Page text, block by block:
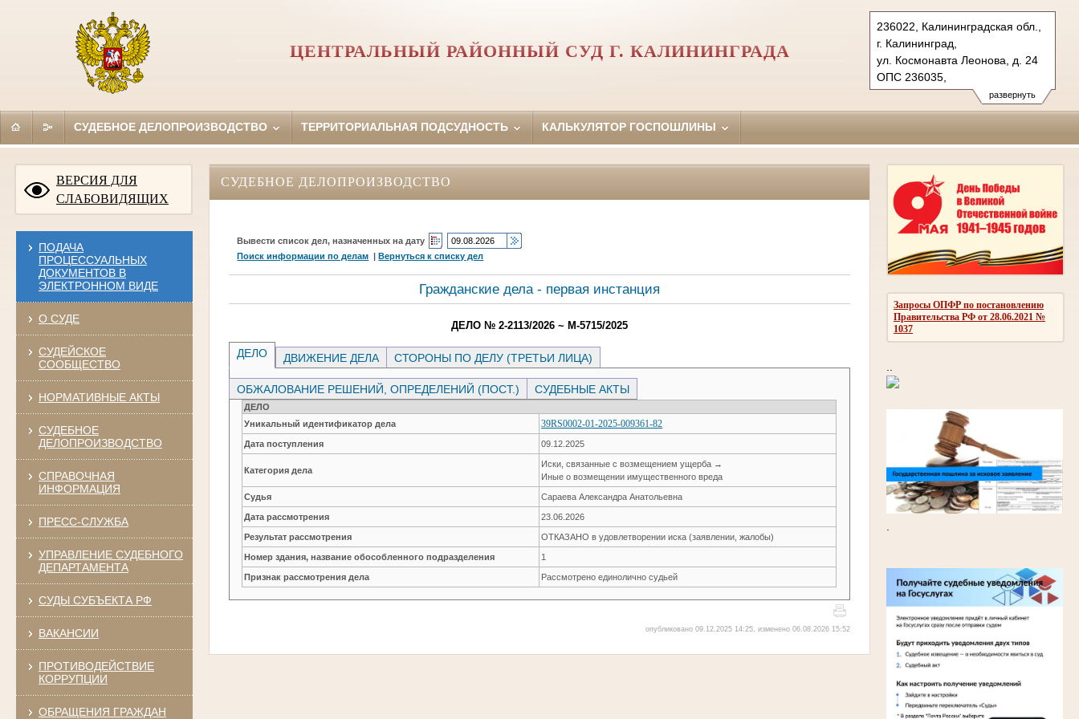
развернуть
236022, Калининградская обл.,
г. Калининград,
ул. Космонавта Леонова, д. 24
ОПС 236035,
бокс № 5061 г. Калининград (для
Тел.: (4012) 99-77-41,
centralny.kln@sudrf.ru
ЦЕНТРАЛЬНЫЙ РАЙОННЫЙ СУД Г. КАЛИНИНГРАДА
СУДЕБНОЕ ДЕЛОПРОИЗВОДСТВО ТЕРРИТОРИАЛЬНАЯ ПОДСУДНОСТЬ КАЛЬКУЛЯТОР ГОСПОШЛИНЫ
ВЕРСИЯ ДЛЯ
СЛАБОВИДЯЩИХ
ПОДАЧА
ПРОЦЕССУАЛЬНЫХ
ДОКУМЕНТОВ В
ЭЛЕКТРОННОМ ВИДЕ
О СУДЕ
СУДЕЙСКОЕ
СООБЩЕСТВО
НОРМАТИВНЫЕ АКТЫ
СУДЕБНОЕ
ДЕЛОПРОИЗВОДСТВО
СПРАВОЧНАЯ
ИНФОРМАЦИЯ
ПРЕСС-СЛУЖБА
УПРАВЛЕНИЕ СУДЕБНОГО
ДЕПАРТАМЕНТА
СУДЫ СУБЪЕКТА РФ
ВАКАНСИИ
ПРОТИВОДЕЙСТВИЕ
КОРРУПЦИИ
ОБРАЩЕНИЯ ГРАЖДАН
Запросы ОПФР по постановлению
Правительства РФ от 28.06.2021 №
1037
СУДЕБНОЕ ДЕЛОПРОИЗВОДСТВО
Вывести список дел, назначенных на дату
Поиск информации по делам |Вернуться к списку дел
Гражданские дела - первая инстанция
ДЕЛО № 2-2113/2026 ~ М-5715/2025
ДЕЛО ДВИЖЕНИЕ ДЕЛА СТОРОНЫ ПО ДЕЛУ (ТРЕТЬИ ЛИЦА)
ОБЖАЛОВАНИЕ РЕШЕНИЙ, ОПРЕДЕЛЕНИЙ (ПОСТ.) СУДЕБНЫЕ АКТЫ
ДЕЛО
Уникальный идентификатор дела
39RS0002-01-2025-009361-82
Дата поступления 09.12.2025
Категория дела
Иски, связанные с возмещением ущерба →
Иные о возмещении имущественного вреда
Судья Сараева Александра Анатольевна
Дата рассмотрения 23.06.2026
Результат рассмотрения ОТКАЗАНО в удовлетворении иска (заявлении, жалобы)
Номер здания, название обособленного подразделения 1
Признак рассмотрения дела Рассмотрено единолично судьей
опубликовано 09.12.2025 14:25, изменено 06.08.2026 15:52